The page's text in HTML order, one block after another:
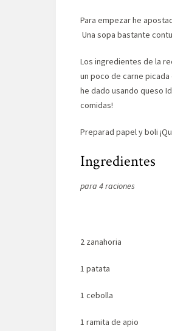
Para empezar he
Una sopa bastante
Los ingredientes de la
un poco de carne
he dado usando queso
comidas!
Preparad papel y boli
Ingredientes
para 4 raciones
2 zanahoria
1 patata
1 cebolla
1 ramita de apio